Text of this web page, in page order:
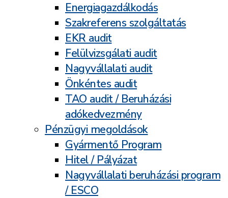
Energiagazdálkodás
Szakreferens szolgáltatás
EKR audit
Felülvizsgálati audit
Nagyvállalati audit
Önkéntes audit
TAO audit / Beruházási
adókedvezmény
Pénzügyi megoldások
Gyármentő Program
Hitel / Pályázat
Nagyvállalati beruházási program
/ ESCO